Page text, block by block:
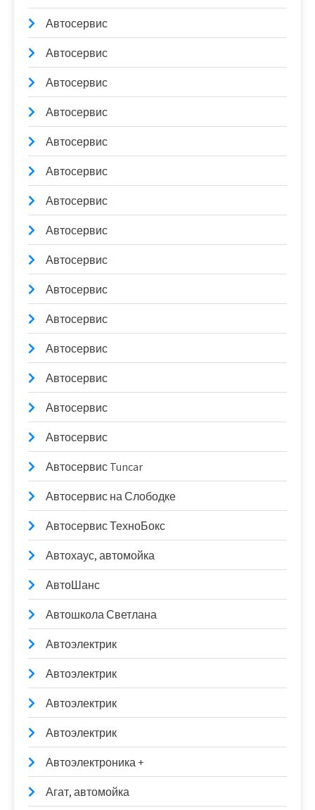
Автосервис
Автосервис
Автосервис
Автосервис
Автосервис
Автосервис
Автосервис
Автосервис
Автосервис
Автосервис
Автосервис
Автосервис
Автосервис
Автосервис
Автосервис
Автосервис Tuncar
Автосервис на Слободке
Автосервис ТехноБокс
Автохаус, автомойка
АвтоШанс
Автошкола Светлана
Автоэлектрик
Автоэлектрик
Автоэлектрик
Автоэлектрик
Автоэлектроника +
Агат, автомойка